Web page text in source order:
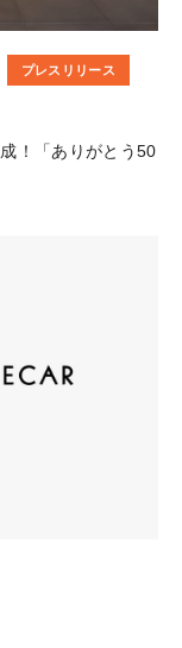
プレスリリース
！「ありがとう50